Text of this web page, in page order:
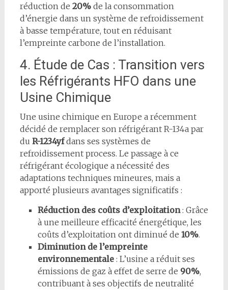
réduction de 20%de la consommation
d’énergie dans un système de refroidissement
à basse température, tout en réduisant
l’empreinte carbone de l’installation.
4. Étude de Cas : Transition vers
les Réfrigérants HFO dans une
Usine Chimique
Une usine chimique en Europe a récemment
décidé de remplacer son réfrigérant R-134a par
du R-1234yfdans ses systèmes de
refroidissement process. Le passage à ce
réfrigérant écologique a nécessité des
adaptations techniques mineures, mais a
apporté plusieurs avantages significatifs :
Réduction des coûts d’exploitation: Grâce
à une meilleure efficacité énergétique, les
coûts d’exploitation ont diminué de 10%.
Diminution de l’empreinte
environnementale: L’usine a réduit ses
émissions de gaz à effet de serre de 90%,
contribuant à ses objectifs de neutralité